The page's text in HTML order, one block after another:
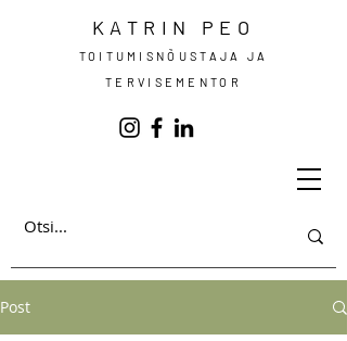
KATRIN PEO
TOITUMISNÕUSTAJA JA
TERVISEMENTOR
Post